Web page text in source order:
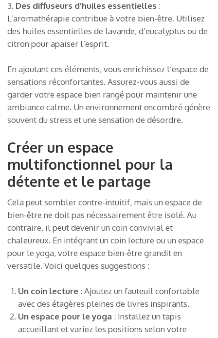
3. Des diffuseurs d’huiles essentielles :
L’aromathérapie contribue à votre bien-être. Utilisez
des huiles essentielles de lavande, d’eucalyptus ou de
citron pour apaiser l’esprit.
En ajoutant ces éléments, vous enrichissez l’espace de
sensations réconfortantes. Assurez-vous aussi de
garder votre espace bien rangé pour maintenir une
ambiance calme. Un environnement encombré génère
souvent du stress et une sensation de désordre.
Créer un espace
multifonctionnel pour la
détente et le partage
Cela peut sembler contre-intuitif, mais un espace de
bien-être ne doit pas nécessairement être isolé. Au
contraire, il peut devenir un coin convivial et
chaleureux. En intégrant un coin lecture ou un espace
pour le yoga, votre espace bien-être grandit en
versatile. Voici quelques suggestions :
Un coin lecture : Ajoutez un fauteuil confortable
avec des étagères pleines de livres inspirants.
Un espace pour le yoga : Installez un tapis
accueillant et variez les positions selon votre